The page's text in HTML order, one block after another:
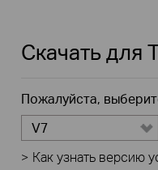
Скачать для
Пожалуйста,
V7
> Как узнать версию